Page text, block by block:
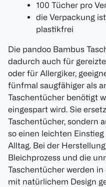
100 Tücher pro
die Verpackung
plastikfrei
Die pandoo Bambus
dadurch auch für
oder für Allergiker,
fünfmal saugfähiger als
Taschentücher benötigt
eingespart wird. Sie
Taschentücher, sondern
so einen leichten
Alltag. Bei der
Bleichprozess und die
Taschentücher werden
mit natürlichem Design